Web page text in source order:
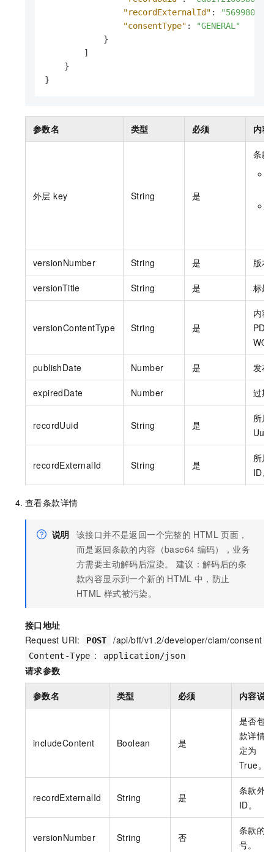
"recordExternalId" :
"569980f9-
"consentType" :
"GENERAL"
}
]
}
}
参数名 类型 必须 内容
外层 key String 是
条款
versionNumber String 是 版本
versionTitle String 是 标题
versionContentType String 是
内容
publishDate Number 是 发布
expiredDate Number 过期
recordUuid String 是
所属
Uuid
recordExternalId String 是
所属
ID。
查看条款详情
说明 该接口并不是返回一个完整的 HTML 页面，
而是返回条款的内容（base64 编码），业务
方需要主动解码后渲染。 建议：解码后的条
款内容显示到一个新的 HTML 中，防止
HTML 样式被污染。
接口地址
Request URI:
POST /api/bff/v1.2/developer/ciam/consent
Content-Type : application/json
请求参数
参数名 类型 必须 内容说明
includeContent Boolean 是
是否包
款详情
定为
True。
recordExternalId String 是
条款外部
ID。
versionNumber String 否
条款的
号。